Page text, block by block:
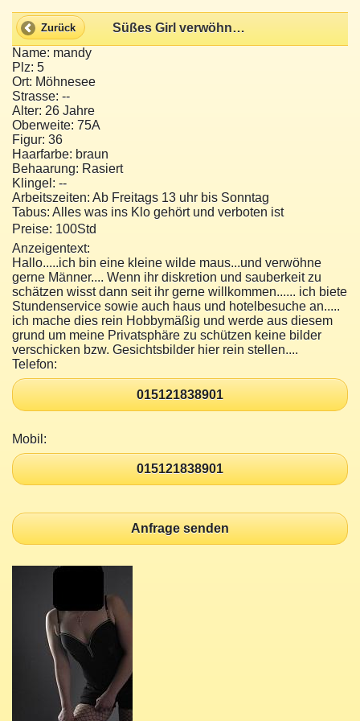
Zurück
Süßes Girl verwöhnt dich
Name: mandy
Plz: 5
Ort: Möhnesee
Strasse: --
Alter: 26 Jahre
Oberweite: 75A
Figur: 36
Haarfarbe: braun
Behaarung: Rasiert
Klingel: --
Arbeitszeiten: Ab Freitags 13 uhr bis Sonntag
Tabus: Alles was ins Klo gehört und verboten ist
Preise: 100Std
Anzeigentext:
Hallo.....ich bin eine kleine wilde maus...und verwöhne
gerne Männer.... Wenn ihr diskretion und sauberkeit zu
schätzen wisst dann seit ihr gerne willkommen...... ich biete
Stundenservice sowie auch haus und hotelbesuche an.....
ich mache dies rein Hobbymäßig und werde aus diesem
grund um meine Privatsphäre zu schützen keine bilder
verschicken bzw. Gesichtsbilder hier rein stellen....
Telefon:
015121838901
Mobil:
015121838901
Anfrage senden